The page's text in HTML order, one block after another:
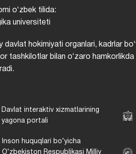
oʻzbek tilida:
universiteti
hokimiyati organlari, kadrlar
tashkilotlar bilan oʻzaro hamkorlikda
Davlat interaktiv xizmatlarining
yagona portali
Inson huquqlari bo‘yicha
O‘zbekiston Respublikasi Milliy